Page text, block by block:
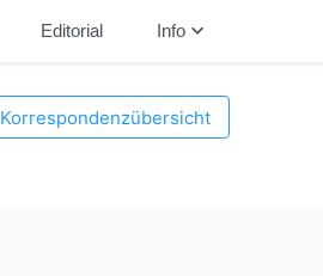
Editorial Infokeyboard_arrow_down
Korrespondenzübersicht